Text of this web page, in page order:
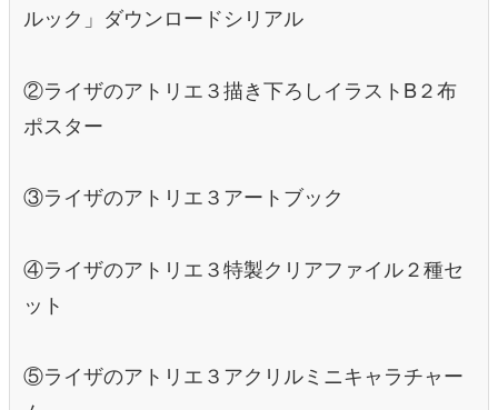
ルック」ダウンロードシリアル
②ライザのアトリエ３描き下ろしイラストB２布
ポスター
③ライザのアトリエ３アートブック
④ライザのアトリエ３特製クリアファイル２種セ
ット
⑤ライザのアトリエ３アクリルミニキャラチャー